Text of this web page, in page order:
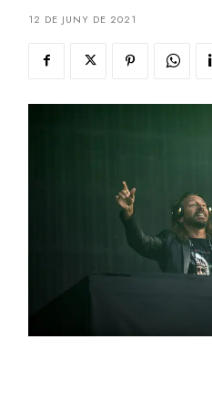
12 DE JUNY DE 2021